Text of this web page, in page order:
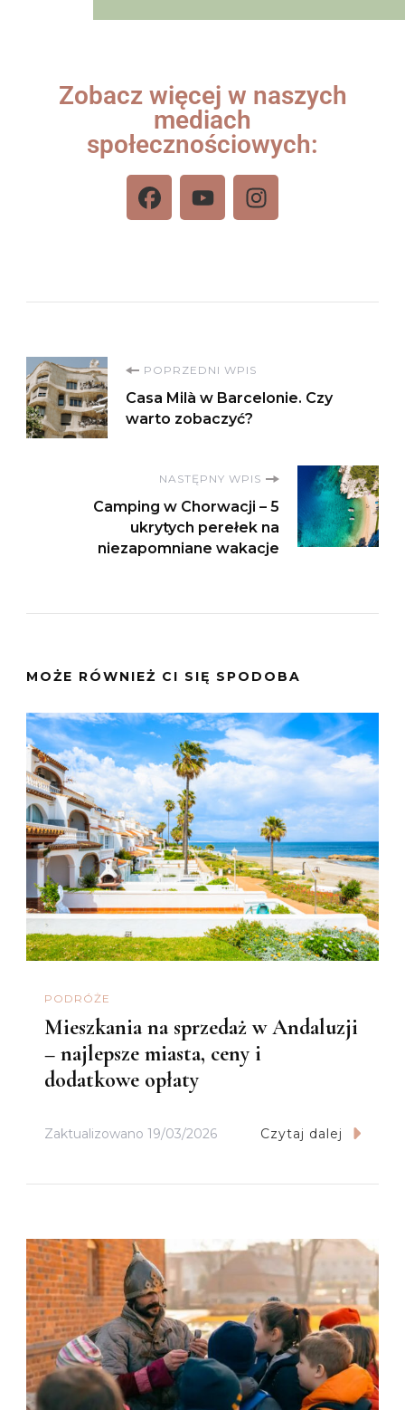
Zobacz więcej w naszych
mediach
społecznościowych:
POPRZEDNI WPIS
Casa Milà w Barcelonie. Czy
warto zobaczyć?
NASTĘPNY WPIS
Camping w Chorwacji – 5
ukrytych perełek na
niezapomniane wakacje
MOŻE RÓWNIEŻ CI SIĘ SPODOBA
PODRÓŻE
Mieszkania na sprzedaż w Andaluzji
– najlepsze miasta, ceny i
dodatkowe opłaty
Zaktualizowano 19/03/2026 Czytaj dalej